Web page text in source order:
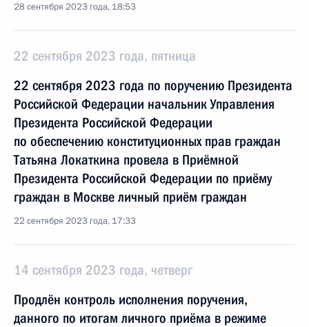
28 сентября 2023 года, 18:53
22 сентября 2023 года, пятница
22 сентября 2023 года по поручению Президента
Российской Федерации начальник Управления
Президента Российской Федерации
по обеспечению конституционных прав граждан
Татьяна Локаткина провела в Приёмной
Президента Российской Федерации по приёму
граждан в Москве личный приём граждан
22 сентября 2023 года, 17:33
14 сентября 2023 года, четверг
Продлён контроль исполнения поручения,
данного по итогам личного приёма в режиме